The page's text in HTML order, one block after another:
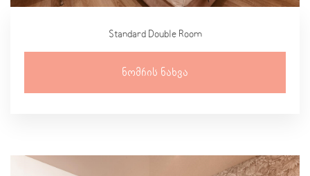
Standard Double Room
Ნომრის Ნახვა